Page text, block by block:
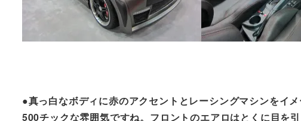
●真っ白なボディに赤のアクセントとレーシングマシンをイ
500チックな雰囲気ですね。フロントのエアロはとくに目を